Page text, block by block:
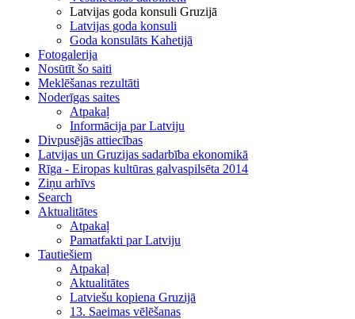
Latvijas goda konsuli Gruzijā
Latvijas goda konsuli
Goda konsulāts Kahetijā
Fotogalerija
Nosūtīt šo saiti
Meklēšanas rezultāti
Noderīgas saites
Atpakaļ
Informācija par Latviju
Divpusējās attiecības
Latvijas un Gruzijas sadarbība ekonomikā
Rīga - Eiropas kultūras galvaspilsēta 2014
Ziņu arhīvs
Search
Aktualitātes
Atpakaļ
Pamatfakti par Latviju
Tautiešiem
Atpakaļ
Aktualitātes
Latviešu kopiena Gruzijā
13. Saeimas vēlēšanas